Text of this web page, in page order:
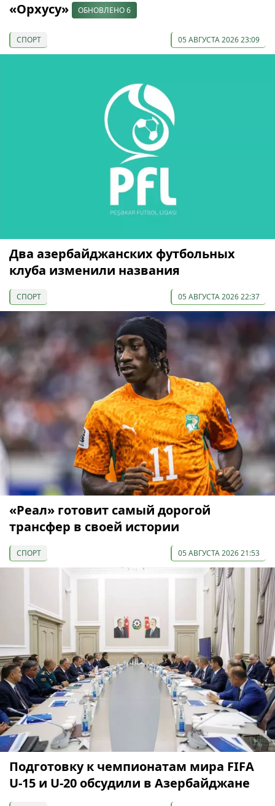
«Орхусу»
ОБНОВЛЕНО 6
СПОРТ 05 АВГУСТА 2026 23:09
Два азербайджанских футбольных
клуба изменили названия
СПОРТ 05 АВГУСТА 2026 22:37
«Реал» готовит самый дорогой
трансфер в своей истории
СПОРТ 05 АВГУСТА 2026 21:53
Подготовку к чемпионатам мира FIFA
U-15 и U-20 обсудили в Азербайджане